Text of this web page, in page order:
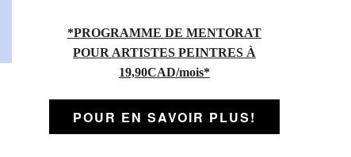
*PROGRAMME DE MENTORAT
POUR ARTISTES PEINTRES À
19,90CAD/mois*
POUR EN SAVOIR PLUS!